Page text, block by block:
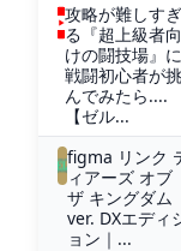
攻略が難しすぎ
る『超上級者向
けの闘技場』に
戦闘初心者が挑
んでみたら....
【ゼル...
figma リンク
ィアーズ オブ
ザ キングダム
ver. DXエディ
ョン｜...